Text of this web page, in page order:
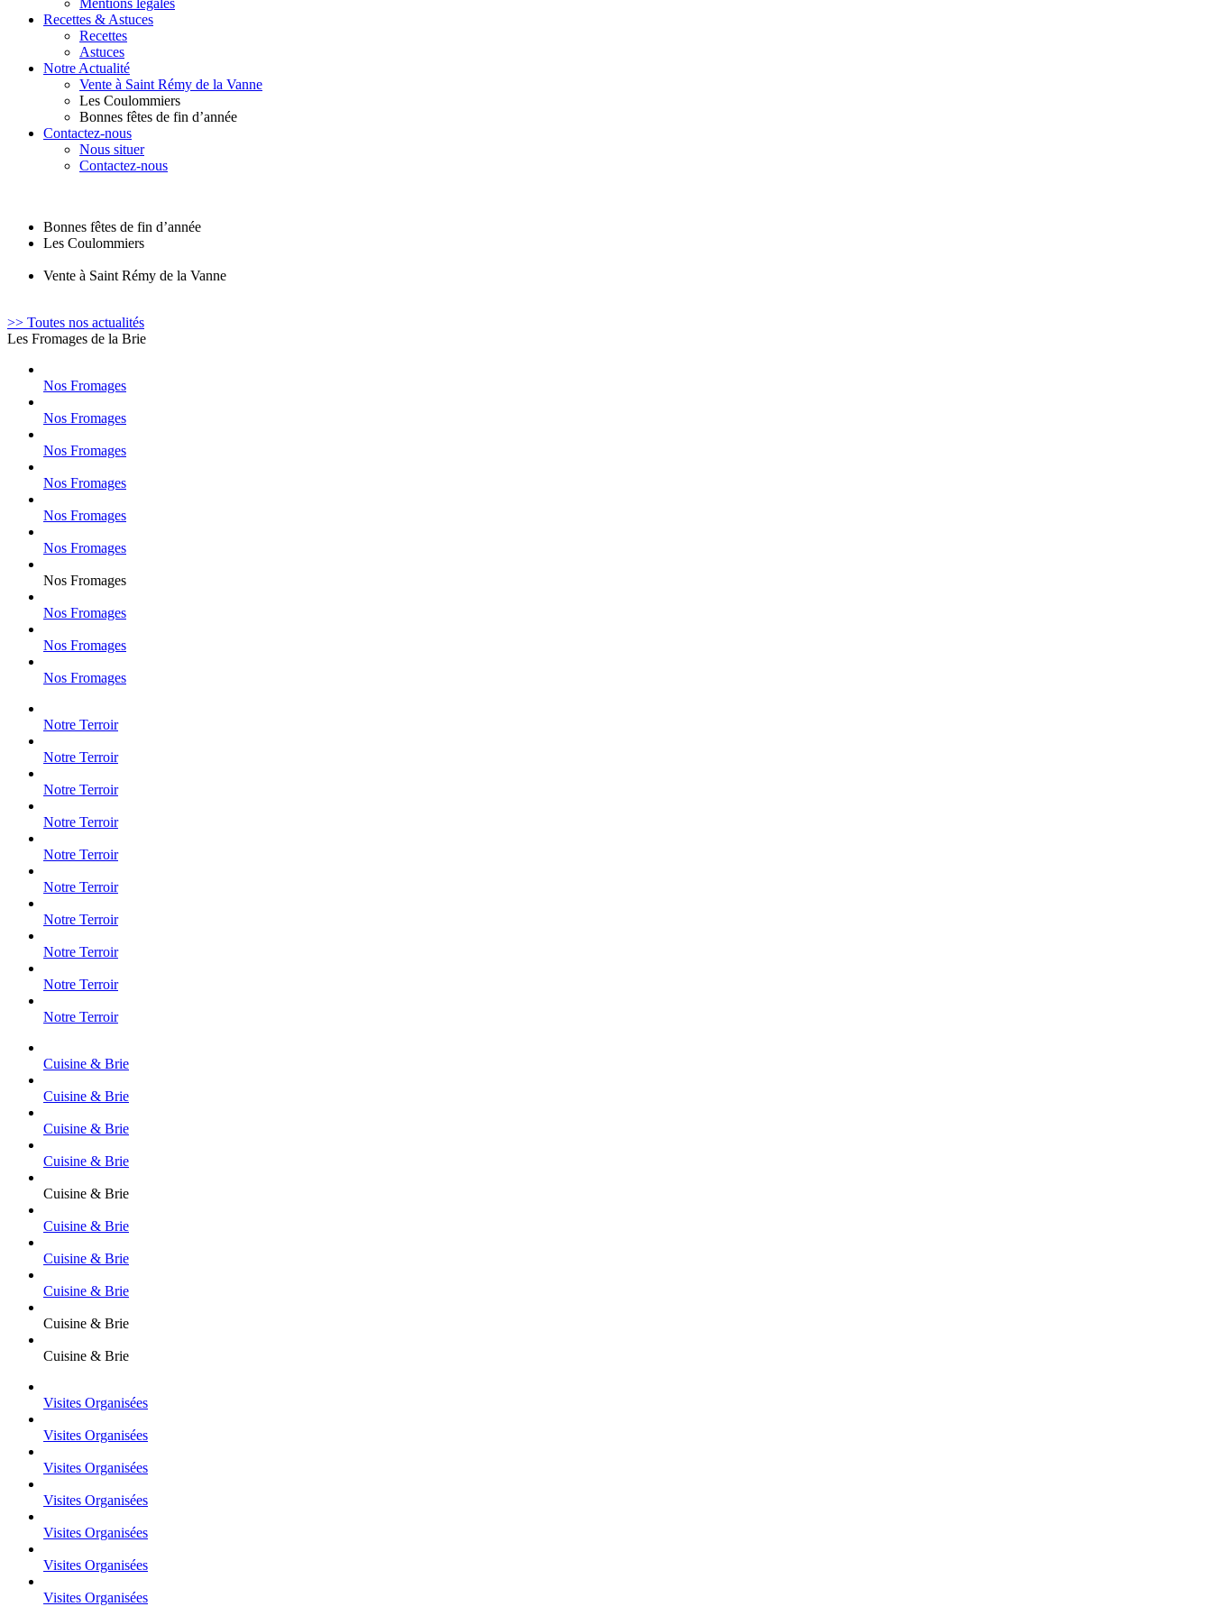
Mentions légales
Recettes & Astuces
Recettes
Astuces
Notre Actualité
Vente à Saint Rémy de la Vanne
Les Coulommiers
Bonnes fêtes de fin d’année
Contactez-nous
Nous situer
Contactez-nous
Bonnes fêtes de fin d’année
Les Coulommiers
Vente à Saint Rémy de la Vanne
>> Toutes nos actualités
Les Fromages de la Brie
Nos Fromages
Nos Fromages
Nos Fromages
Nos Fromages
Nos Fromages
Nos Fromages
Nos Fromages
Nos Fromages
Nos Fromages
Nos Fromages
Notre Terroir
Notre Terroir
Notre Terroir
Notre Terroir
Notre Terroir
Notre Terroir
Notre Terroir
Notre Terroir
Notre Terroir
Notre Terroir
Cuisine & Brie
Cuisine & Brie
Cuisine & Brie
Cuisine & Brie
Cuisine & Brie
Cuisine & Brie
Cuisine & Brie
Cuisine & Brie
Cuisine & Brie
Cuisine & Brie
Visites Organisées
Visites Organisées
Visites Organisées
Visites Organisées
Visites Organisées
Visites Organisées
Visites Organisées